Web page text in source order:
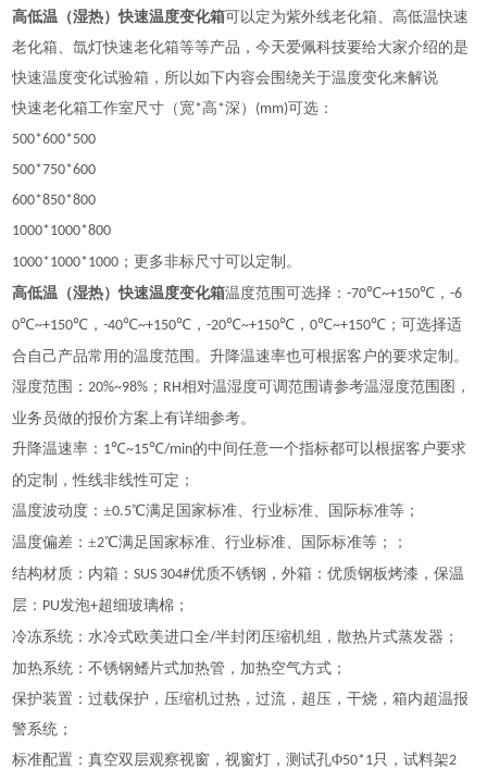
高低温（湿热）快速温度变化箱可以定为紫外线老化箱、高低温快速
老化箱、氙灯快速老化箱等等产品，今天爱佩科技要给大家介绍的是
快速温度变化试验箱，所以如下内容会围绕关于温度变化来解说
快速老化箱工作室尺寸（宽*高*深） (mm)可选：
500*600*500
500*750*600
600*850*800
1000*1000*800
1000*1000*1000 ；更多非标尺寸可以定制。
高低温（湿热）快速温度变化箱温度范围可选择：-70℃~+150℃ ，-6
0℃~+150℃ ，-40℃~+150℃ ，-20℃~+150℃ ，0℃~+150℃ ；可选择适
合自己产品常用的温度范围。升降温速率也可根据客户的要求定制。
湿度范围：20%~98% ； RH相对温湿度可调范围请参考温湿度范围图，
业务员做的报价方案上有详细参考。
升降温速率： 1℃~15℃/min的中间任意一个指标都可以根据客户要求
的定制，性线非线性可定；
温度波动度：±0.5℃满足国家标准、行业标准、国际标准等；
温度偏差：±2℃满足国家标准、行业标准、国际标准等；；
结构材质：内箱：SUS 304#优质不锈钢，外箱：优质钢板烤漆，保温
层： PU发泡+超细玻璃棉；
冷冻系统：水冷式欧美进口全/半封闭压缩机组，散热片式蒸发器；
加热系统：不锈钢鳍片式加热管，加热空气方式；
保护装置：过载保护，压缩机过热，过流，超压，干烧，箱内超温报
警系统；
标准配置：真空双层观察视窗，视窗灯，测试孔Φ50*1只，试料架2